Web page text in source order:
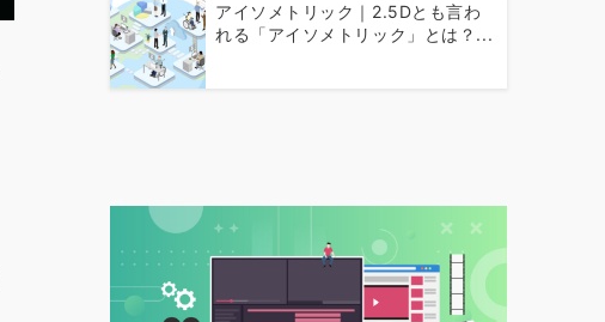
アイソメトリック｜2.5Dとも言わ
れる「アイソメトリック」とは？...